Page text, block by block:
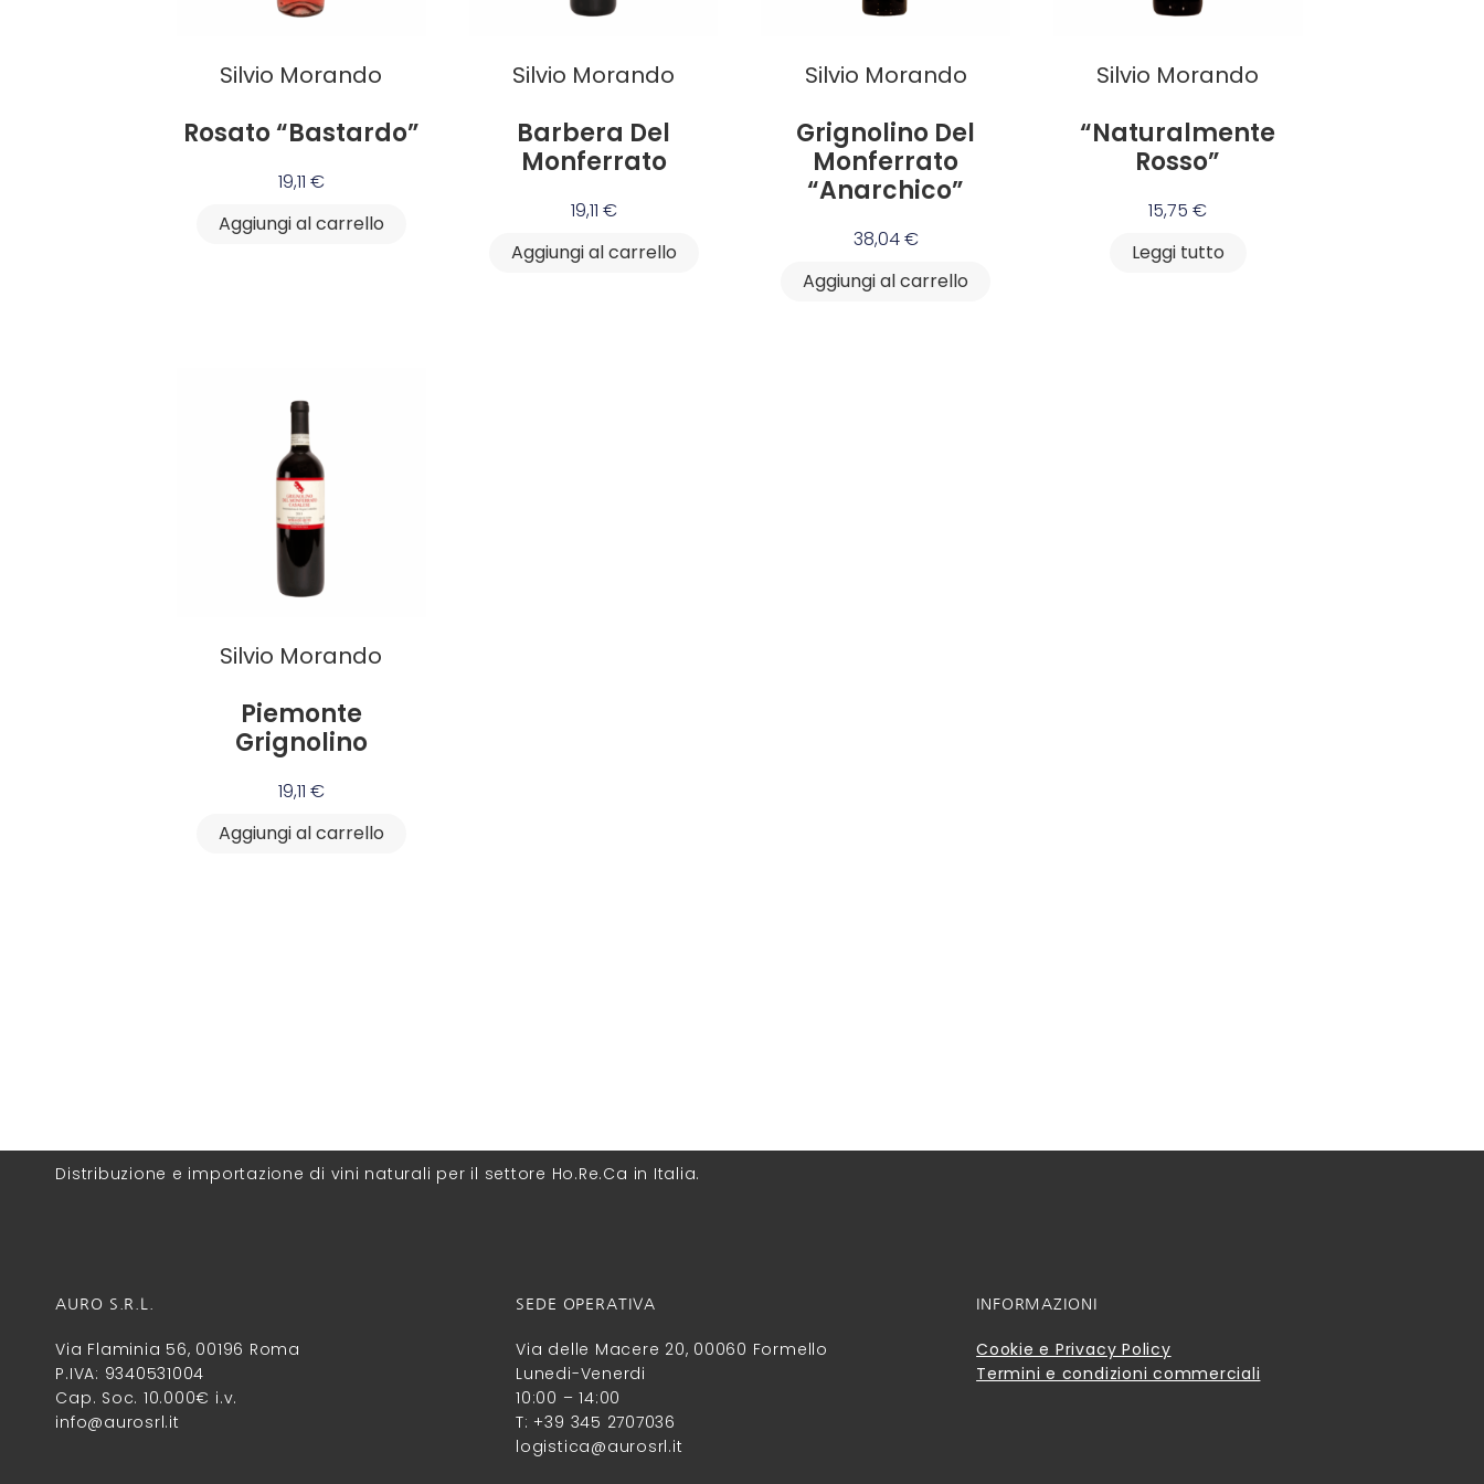
Silvio Morando
Rosato “Bastardo”
19,11 €
Aggiungi al carrello
Silvio Morando
Barbera Del
Monferrato
19,11 €
Aggiungi al carrello
Silvio Morando
Grignolino Del
Monferrato
“Anarchico”
38,04€
Aggiungi al carrello
Silvio Morando
“Naturalmente
Rosso”
15,75€
Leggi tutto
Silvio Morando
Piemonte
Grignolino
19,11 €
Aggiungi al carrello
Distribuzione e importazione di vini naturali per il settore Ho.Re.Ca in Italia.
AURO S.R.L.
Via Flaminia 56, 00196 Roma
P.IVA: 9340531004
Cap. Soc. 10.000€ i.v.
info@aurosrl.it
SEDE OPERATIVA
Via delle Macere 20, 00060 Formello
Lunedi-Venerdi
10:00 – 14:00
T: +39 345 2707036
logistica@aurosrl.it
INFORMAZIONI
Cookie e Privacy Policy
Termini e condizioni commerciali